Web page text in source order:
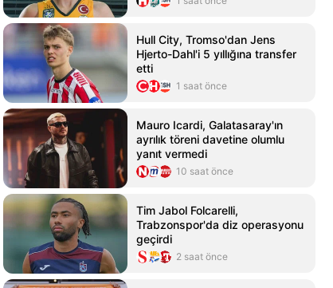
Hull City, Tromso'dan Jens
Hjerto-Dahl'i 5 yıllığına transfer
etti
1 saat önce
Mauro Icardi, Galatasaray'ın
ayrılık töreni davetine olumlu
yanıt vermedi
10 saat önce
Tim Jabol Folcarelli,
Trabzonspor'da diz operasyonu
geçirdi
2 saat önce